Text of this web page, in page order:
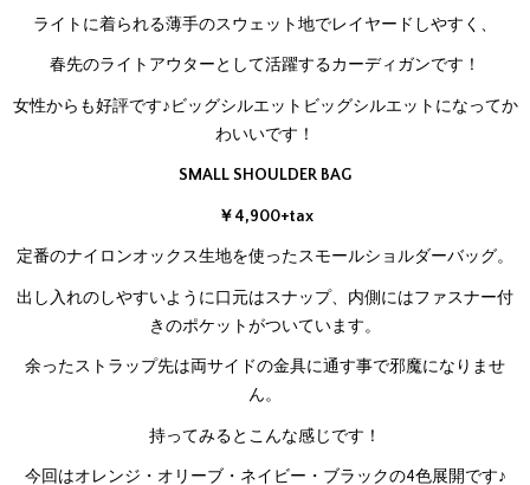
ライトに着られる薄手のスウェット地でレイヤードしやすく、
春先のライトアウターとして活躍するカーディガンです！
女性からも好評です♪ビッグシルエットビッグシルエットになってか
わいいです！
SMALL SHOULDER BAG
￥4,900+tax
定番のナイロンオックス生地を使ったスモールショルダーバッグ。
出し入れのしやすいように口元はスナップ、内側にはファスナー付
きのポケットがついています。
余ったストラップ先は両サイドの金具に通す事で邪魔になりませ
ん。
持ってみるとこんな感じです！
今回はオレンジ・オリーブ・ネイビー・ブラックの4色展開です♪